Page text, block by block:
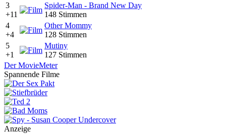
3
+11
Spider-Man - Brand New Day
148 Stimmen
4
+4
Other Mommy
128 Stimmen
5
+1
Mutiny
127 Stimmen
Der MovieMeter
Spannende Filme
Anzeige